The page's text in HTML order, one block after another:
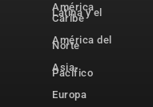
América
Latina y el
Caribe
América del
Norte
Asia-
Pacífico
Europa